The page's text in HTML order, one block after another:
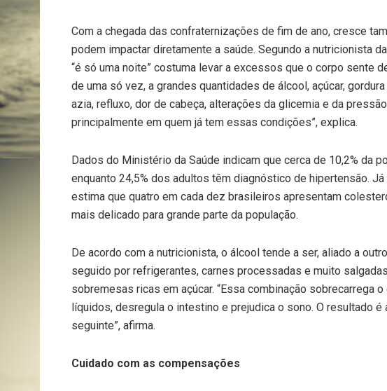
Com a chegada das confraternizações de fim de ano, cresce
podem impactar diretamente a saúde. Segundo a nutricionista
“é só uma noite” costuma levar a excessos que o corpo sente
de uma só vez, a grandes quantidades de álcool, açúcar,
azia, refluxo, dor de cabeça, alterações da glicemia e da
principalmente em quem já tem essas condições”, explica.
Dados do Ministério da Saúde indicam que cerca de 10,2% da
enquanto 24,5% dos adultos têm diagnóstico de hipertensão.
estima que quatro em cada dez brasileiros apresentam
mais delicado para grande parte da população.
De acordo com a nutricionista, o álcool tende a ser, aliado a
seguido por refrigerantes, carnes processadas e muito
sobremesas ricas em açúcar. “Essa combinação sobrecarrega
líquidos, desregula o intestino e prejudica o sono. O resultado é
seguinte”, afirma.
Cuidado com as compensações